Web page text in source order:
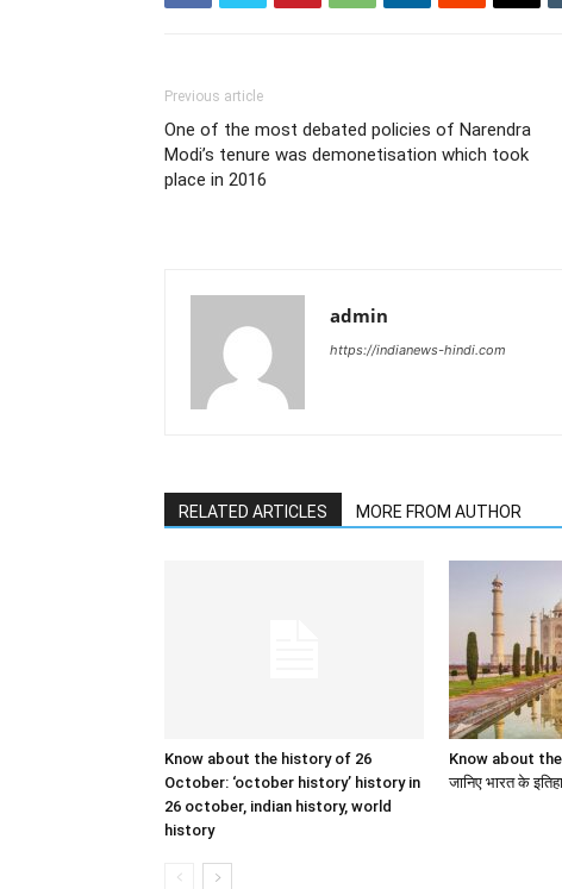
Previous article
One of the most debated policies of Narendra
Modi’s tenure was demonetisation which took
place in 2016
admin
https://indianews-hindi.com
RELATED ARTICLES MORE FROM AUTHOR
Know about the history of 26
October: ‘october history’ history in
26 october, indian history, world
history
Know about
जानिए भारत के